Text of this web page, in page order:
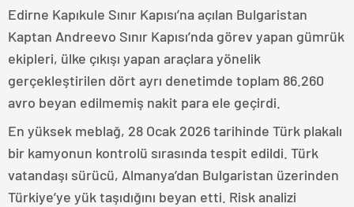
Edirne Kapıkule Sınır Kapısı’na açılan Bulgaristan
Kaptan Andreevo Sınır Kapısı’nda görev yapan gümrük
ekipleri, ülke çıkışı yapan araçlara yönelik
gerçekleştirilen dört ayrı denetimde toplam 86.260
avro beyan edilmemiş nakit para ele geçirdi.
En yüksek meblağ, 28 Ocak 2026 tarihinde Türk plakalı
bir kamyonun kontrolü sırasında tespit edildi. Türk
vatandaşı sürücü, Almanya’dan Bulgaristan üzerinden
Türkiye’ye yük taşıdığını beyan etti. Risk analizi